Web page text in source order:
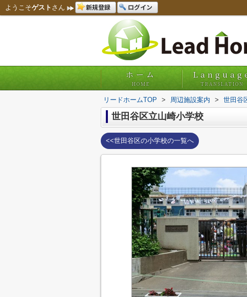
ようこそゲスト さん 新規登録 ログイン
ホーム
HOME TRANSLATION
リードホームTOP > 周辺施設案内 > 世田谷
世田谷区立山崎小学校
<<世田谷区の小学校の一覧へ